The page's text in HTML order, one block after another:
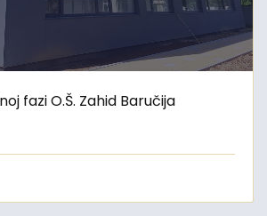
fazi O.Š. Zahid Baručija